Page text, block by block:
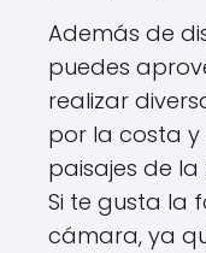
Además de
puedes
realizar
por la costa y
paisajes de
Si te gusta la
cámara, ya